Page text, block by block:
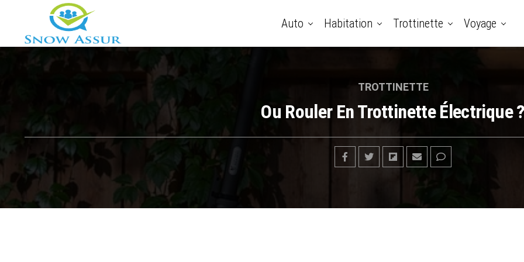
Auto Habitation Trottinette Voyage
TROTTINETTE
Ou Rouler En Trottinette Électrique